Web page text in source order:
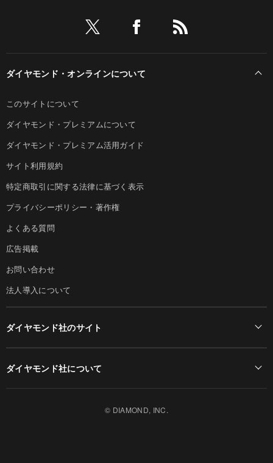
ダイヤモンド・オンラインについて
このサイトについて
ダイヤモンド・プレミアムについて
ダイヤモンド・プレミアム活用ガイド
サイト利用規約
特定商取引に関する法律に基づく表示
プライバシーポリシー・著作権
よくある質問
広告掲載
お問い合わせ
法人導入について
ダイヤモンド社のサイト
ダイヤモンド社について
© DIAMOND, INC.